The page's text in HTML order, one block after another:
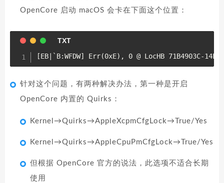
OpenCore 启动 macOS 会卡在下面这个位置：
针对这个问题，有两种解决办法，第一种是开启
OpenCore 内置的 Quirks：
Kernel→Quirks→AppleXcpmCfgLock→True/Yes
Kernel→Quirks→AppleCpuPmCfgLock→True/Yes
但根据 OpenCore 官方的说法，此选项不适合长期
使用